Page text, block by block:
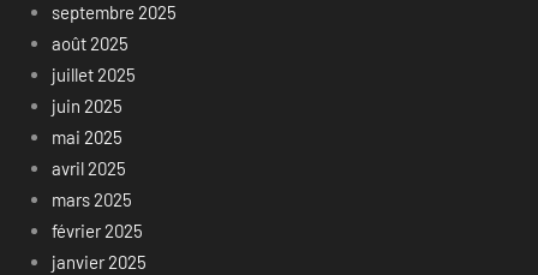
septembre 2025
août 2025
juillet 2025
juin 2025
mai 2025
avril 2025
mars 2025
février 2025
janvier 2025